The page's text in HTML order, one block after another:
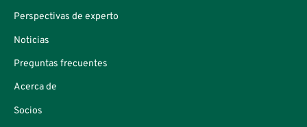
Perspectivas de experto
Noticias
Preguntas frecuentes
Acerca de
Socios